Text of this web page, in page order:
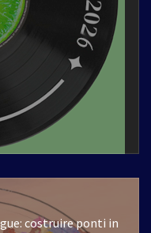
costruire ponti in